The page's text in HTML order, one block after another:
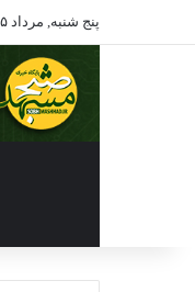
پنج شنبه, مرداد ۱۵ ۱۴۰۵